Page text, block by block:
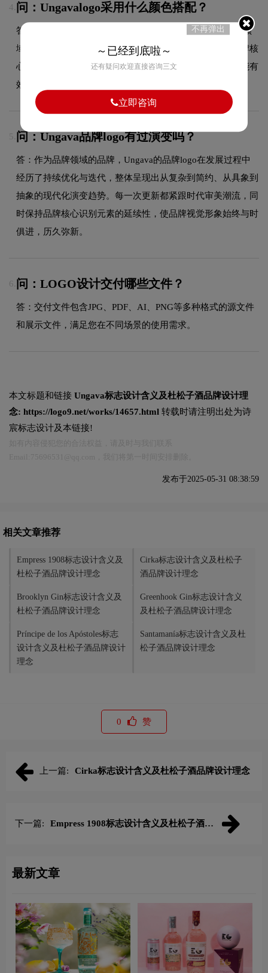
4. 问：Ungavalogo采用什么颜色搭配？
答：Ungava品牌整体使用的色彩方案充分契合了其在品牌领
域的品牌定位，采用单色系配色方案，简洁有力地突出品牌核
心符号。这种色彩选择既传递了品牌的图形设计美学，又能有
效吸引目标受众，使标志具有较强的视觉辨识度。
5. 问：Ungava品牌logo有过演变吗？
答：作为品牌领域的品牌，Ungava的品牌logo在发展过程中
经历了持续优化与迭代，整体呈现出从复杂到简约、从具象到
抽象的现代化演变趋势。每一次更新都紧跟时代审美潮流，同
时保持品牌核心识别元素的延续性，使品牌视觉形象始终与时
俱进，历久弥新。
6. 问：LOGO设计交付哪些文件？
答：交付文件包含JPG、PDF、AI、PNG等多种格式的源文件
和展示文件，满足您在不同场景的使用需求。
本文标题和链接 Ungava标志设计含义及杜松子酒品牌设计理
念: https://logo9.net/works/14657.html 转载时请注明出处为诗
宸标志设计及本链接!
发布于2025-05-31 08:38:59
相关文章推荐
Empress 1908标志设计含义及
杜松子酒品牌设计理念
Cirka标志设计含义及杜松子
酒品牌设计理念
Brooklyn Gin标志设计含义及
杜松子酒品牌设计理念
Greenhook Gin标志设计含义
及杜松子酒品牌设计理念
Príncipe de los Apóstoles标志
设计含义及杜松子酒品牌设计
理念
Santamanía标志设计含义及杜
松子酒品牌设计理念
0 赞
上一篇: Cirka标志设计含义及杜松子酒品牌设计理念
下一篇:
Empress 1908标志设计含义及杜松子酒品
最新文章
不再弹出
～已经到底啦～
还有疑问欢迎直接咨询三文
立即咨询